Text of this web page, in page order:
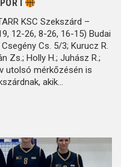
KSC Szekszárd –
12-26, 8-26, 16-15) Budai
Cs. 5/3; Kurucz R.
Zs.; Holly H.; Juhász R.;
utolsó mérkőzésén is
akik…